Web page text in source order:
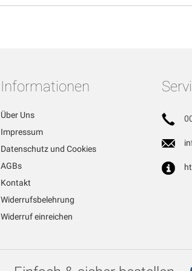
Informationen
Über Uns
Impressum
Datenschutz und Cookies
AGBs
Kontakt
Widerrufsbelehrung
Widerruf einreichen